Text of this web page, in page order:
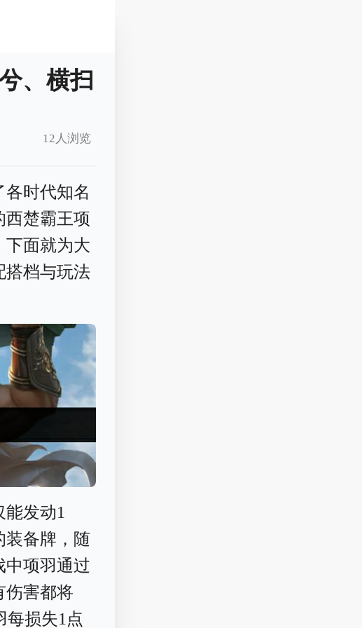
、横扫
12人浏览
时代知名
西楚霸王项
下面就为大
搭档与玩法
发动1
装备牌，随
中项羽通过
伤害都将
每损失1点